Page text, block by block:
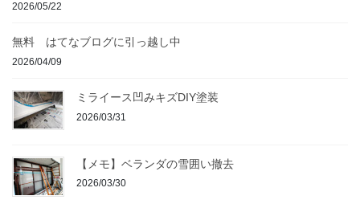
2026/05/22
無料 はてなブログに引っ越し中
2026/04/09
ミライース凹みキズDIY塗装
2026/03/31
【メモ】ベランダの雪囲い撤去
2026/03/30